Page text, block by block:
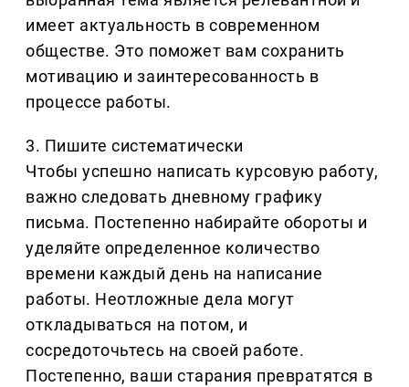
имеет актуальность в современном
обществе. Это поможет вам сохранить
мотивацию и заинтересованность в
процессе работы.
3. Пишите систематически
Чтобы успешно написать курсовую работу,
важно следовать дневному графику
письма. Постепенно набирайте обороты и
уделяйте определенное количество
времени каждый день на написание
работы. Неотложные дела могут
откладываться на потом, и
сосредоточьтесь на своей работе.
Постепенно, ваши старания превратятся в